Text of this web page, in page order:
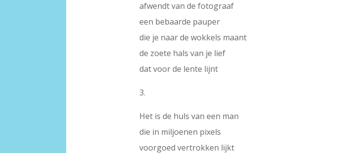
afwendt van de fotograaf
een bebaarde pauper
die je naar de wokkels maant
de zoete hals van je lief
dat voor de lente lijnt
3.
Het is de huls van een man
die in miljoenen pixels
voorgoed vertrokken lijkt